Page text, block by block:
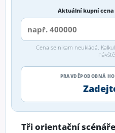
Aktuální kupní
Cena se nikam neukládá.
PRAVDĚPODOBNÁ
Tři orientační